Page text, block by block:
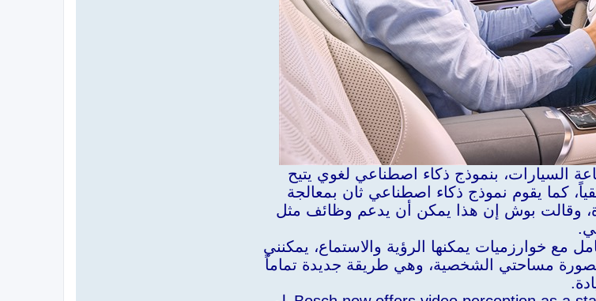
السيارات، بنموذج ذكاء اصطناعي لغوي يتيح
كما يقوم نموذج ذكاء اصطناعي ثان بمعالجة
وقالت بوش إن هذا يمكن أن يدعم وظائف مثل
مع خوارزميات يمكنها الرؤية والاستماع، يمكنني
مساحتي الشخصية، وهي طريقة جديدة تماماً